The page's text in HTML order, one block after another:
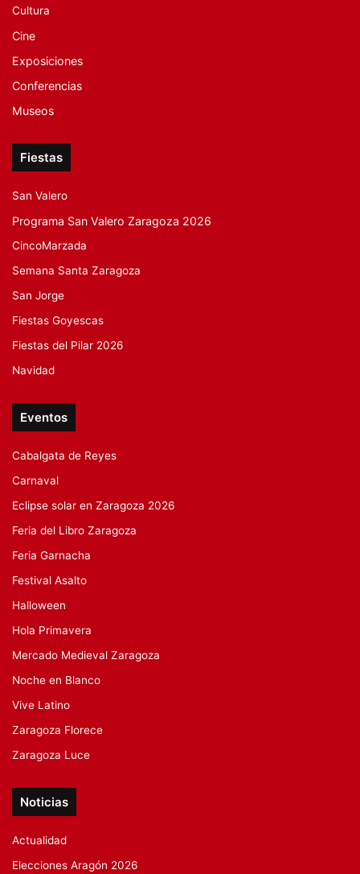
Cultura
Cine
Exposiciones
Conferencias
Museos
Fiestas
San Valero
Programa San Valero Zaragoza 2026
CincoMarzada
Semana Santa Zaragoza
San Jorge
Fiestas Goyescas
Fiestas del Pilar 2026
Navidad
Eventos
Cabalgata de Reyes
Carnaval
Eclipse solar en Zaragoza 2026
Feria del Libro Zaragoza
Feria Garnacha
Festival Asalto
Halloween
Hola Primavera
Mercado Medieval Zaragoza
Noche en Blanco
Vive Latino
Zaragoza Florece
Zaragoza Luce
Noticias
Actualidad
Elecciones Aragón 2026